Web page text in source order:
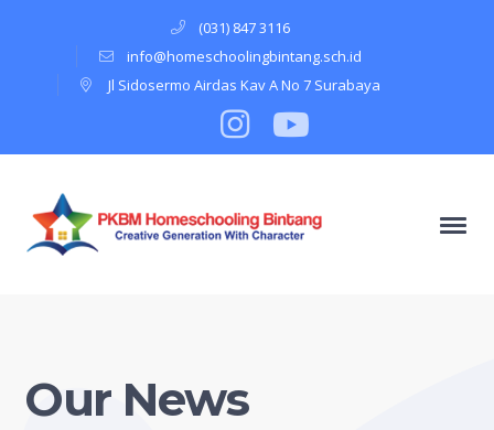
(031) 847 3116
info@homeschoolingbintang.sch.id
Jl Sidosermo Airdas Kav A No 7 Surabaya
Instagram
Profile
Youtube
Our News